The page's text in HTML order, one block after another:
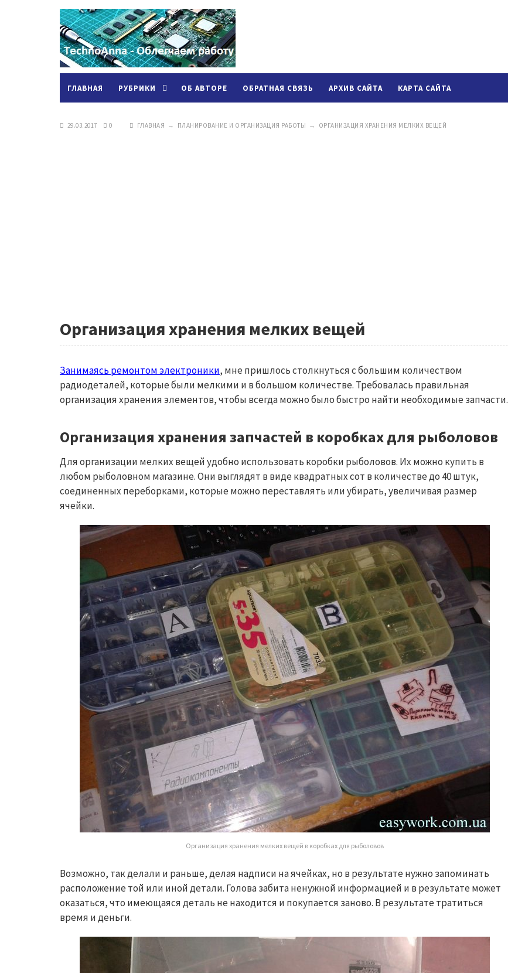
ГЛАВНАЯ РУБРИКИ ОБ АВТОРЕ ОБРАТНАЯ СВЯЗЬ АРХИВ САЙТА КАРТА САЙТА
29.03.2017 0 ГЛАВНАЯ → ПЛАНИРОВАНИЕ И ОРГАНИЗАЦИЯ РАБОТЫ → ОРГАНИЗАЦИЯ ХРАНЕНИЯ МЕЛКИХ ВЕЩЕЙ
Организация хранения мелких вещей
Занимаясь ремонтом электроники, мне пришлось столкнуться с большим количеством
радиодеталей, которые были мелкими и в большом количестве. Требовалась правильная
организация хранения элементов, чтобы всегда можно было быстро найти необходимые запчасти.
Организация хранения запчастей в коробках для рыболовов
Для организации мелких вещей удобно использовать коробки рыболовов. Их можно купить в
любом рыболовном магазине. Они выглядят в виде квадратных сот в количестве до 40 штук,
соединенных переборками, которые можно переставлять или убирать, увеличивая размер
ячейки.
Организация хранения мелких вещей в коробках для рыболовов
Возможно, так делали и раньше, делая надписи на ячейках, но в результате нужно запоминать
расположение той или иной детали. Голова забита ненужной информацией и в результате может
оказаться, что имеющаяся деталь не находится и покупается заново. В результате тратиться
время и деньги.